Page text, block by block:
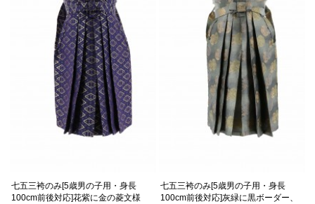
七五三袴のみ[5歳男の子用・身長
100cm前後対応]花紫に金の菱文様
七五三袴のみ[5歳男の子用・身長
100cm前後対応]灰緑に黒ボーダー、